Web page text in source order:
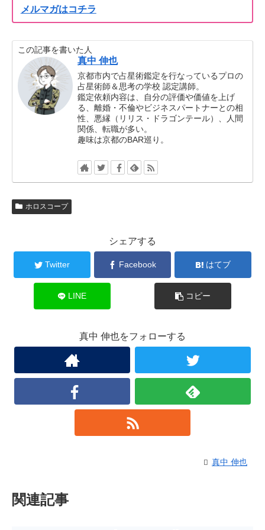
メルマガはコチラ
この記事を書いた人
真中 伸也
京都市内で占星術鑑定を行なっているプロの
占星術師＆思考の学校 認定講師。
鑑定依頼内容は、自分の評価や価値を上げ
る、離婚・不倫やビジネスパートナーとの相
性、悪縁（リリス・ドラゴンテール）、人間
関係、転職が多い。
趣味は京都のBAR巡り。
ホロスコープ
シェアする
Twitter Facebook はてブ
LINE コピー
真中 伸也をフォローする
真中 伸也
関連記事